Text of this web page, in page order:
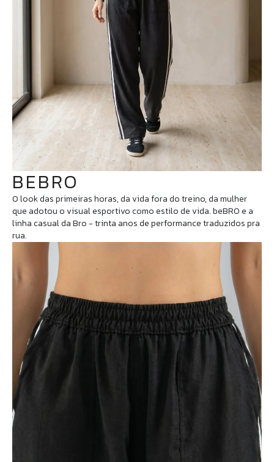
BEBRO
O look das primeiras horas, da vida fora do treino, da mulher
que adotou o visual esportivo como estilo de vida. beBRO e a
linha casual da Bro - trinta anos de performance traduzidos pra
rua.